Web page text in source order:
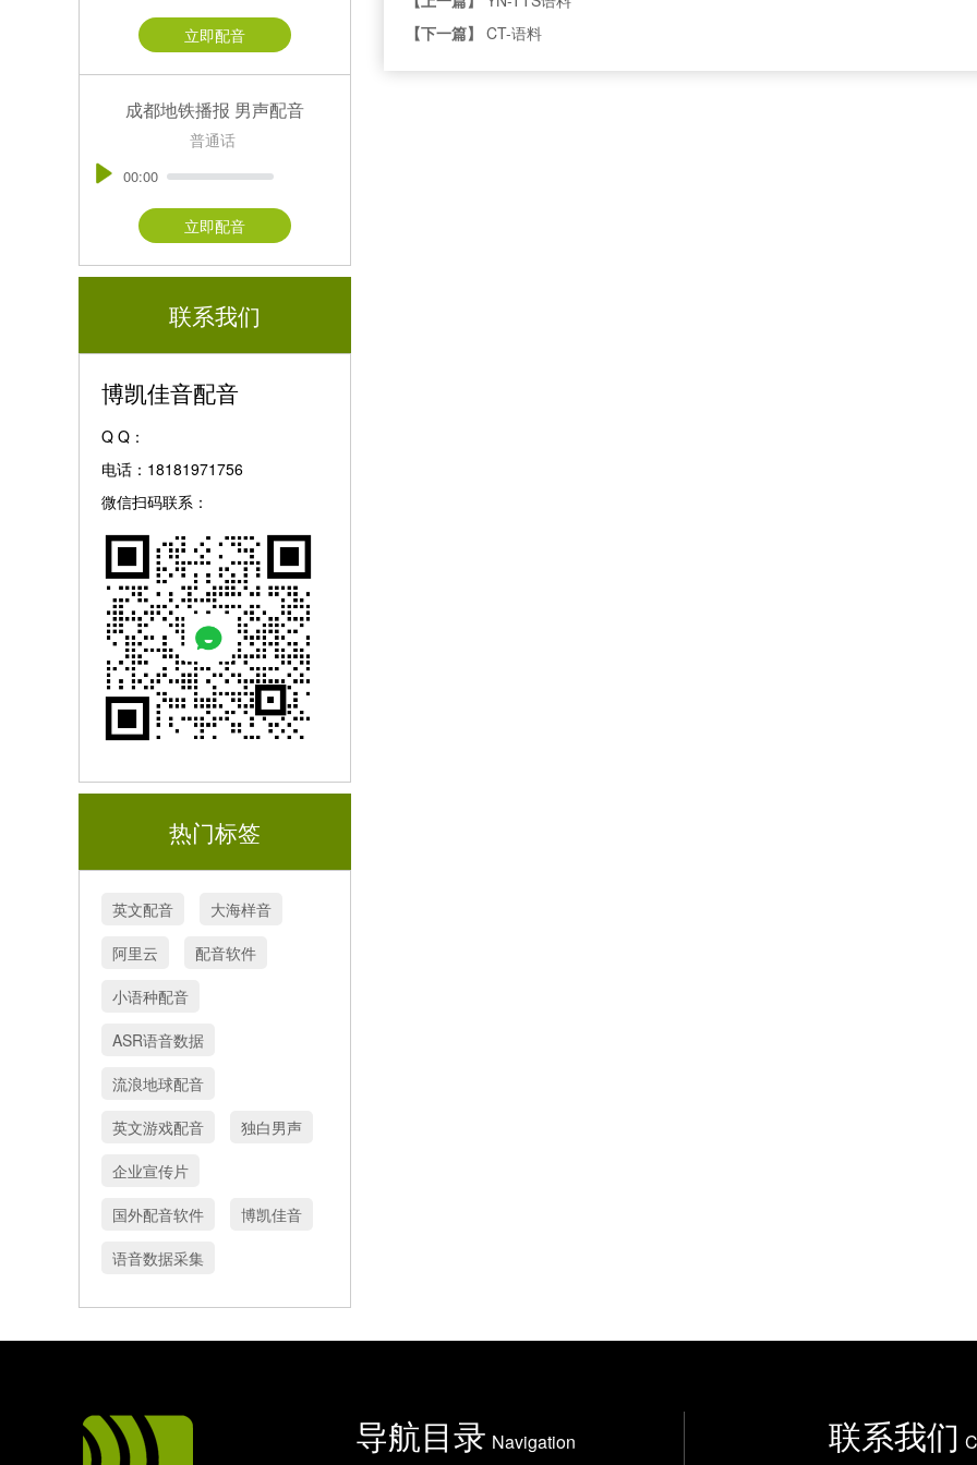
立即配音
成都地铁播报 男声配音
普通话
00:00
立即配音
联系我们
博凯佳音配音
Q Q：
电话：18181971756
微信扫码联系：
热门标签
英文配音
大海样音
阿里云
配音软件
小语种配音
ASR语音数据
流浪地球配音
英文游戏配音
独白男声
企业宣传片
国外配音软件
博凯佳音
语音数据采集
【下一篇】 CT-语料
导航目录 Navigation 联系我们